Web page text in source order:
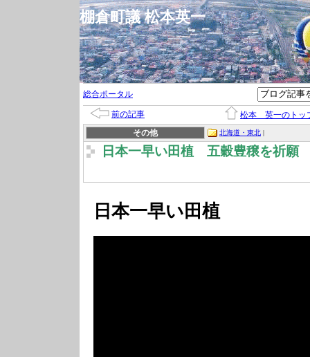
棚倉町議 松本英一
総合ポータル
前の記事
松本 英一のトッ
その他
北海道・東北 |
日本一早い田植 五穀豊穣を祈願
日本一早い田植